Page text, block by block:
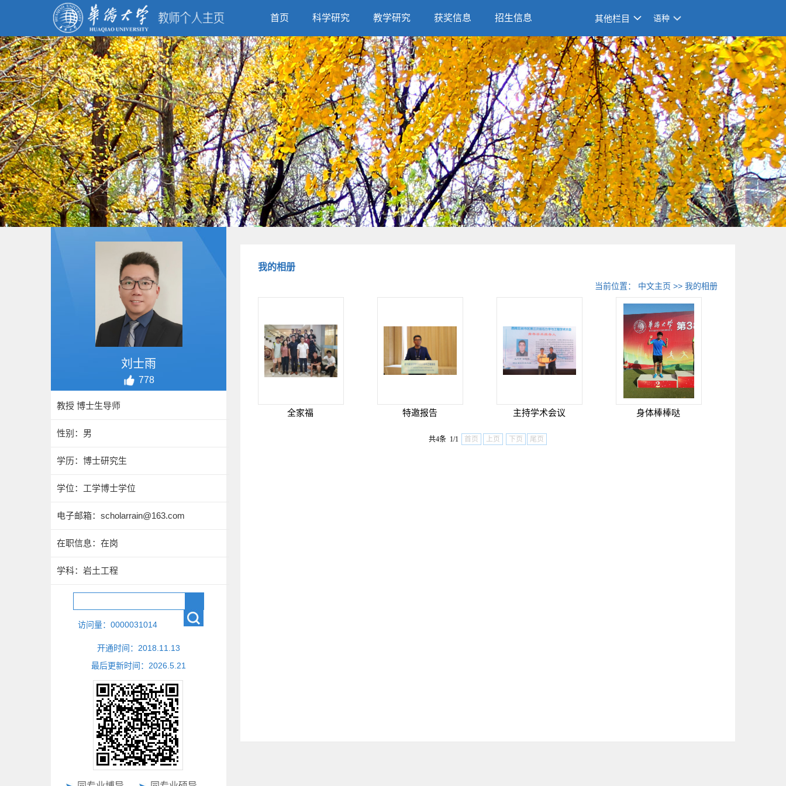
首页 科学研究 教学研究 获奖信息 招生信息 其他栏目 语种
刘士雨
778
教授 博士生导师
性别：男
学历：博士研究生
学位：工学博士学位
电子邮箱： scholarrain@163.com
在职信息：在岗
学科：岩土工程
访问量： 0000031014
开通时间： 2018 11 13
最后更新时间： 2026 5 21
我的相册
当前位置： 中文主页 >>我的相册
全家福 特邀报告 主持学术会议 身体棒棒哒
共4条 1/1 首页 上页 下页 尾页